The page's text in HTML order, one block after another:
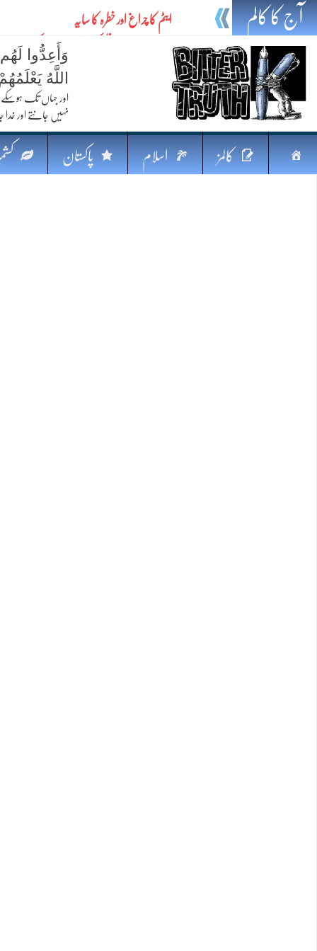
آج کا کالم ایٹم کا چراغ اور خطرہ کا سایہ
تیل،تلواراورتدبر:خلیج کی بدلتی بساط پرپاکستان
ایٹم کا نیا افق: طاقت، سیاست اور مشرقِ وسطیٰ
فکرِ اقبال اورامنِ عالم میں پاکستان کاکردار
جہاں ایک لہر دنیا بدل سکتی ہے
پردہ وبیانیہ
وَأَعِدُّوا
اللَّهُ
اور جہاں تک
نہیں جانتے اور خدا
صفحہ کالمز اسلام پاکستان